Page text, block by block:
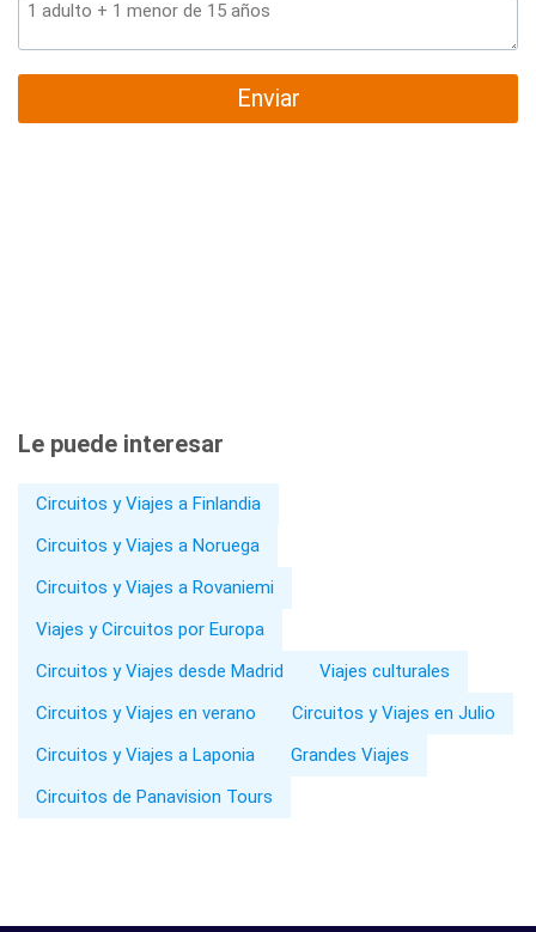
Enviar
Le puede interesar
Circuitos y Viajes a Finlandia
Circuitos y Viajes a Noruega
Circuitos y Viajes a Rovaniemi
Viajes y Circuitos por Europa
Circuitos y Viajes desde Madrid
Viajes culturales
Circuitos y Viajes en verano
Circuitos y Viajes en Julio
Circuitos y Viajes a Laponia
Grandes Viajes
Circuitos de Panavision Tours